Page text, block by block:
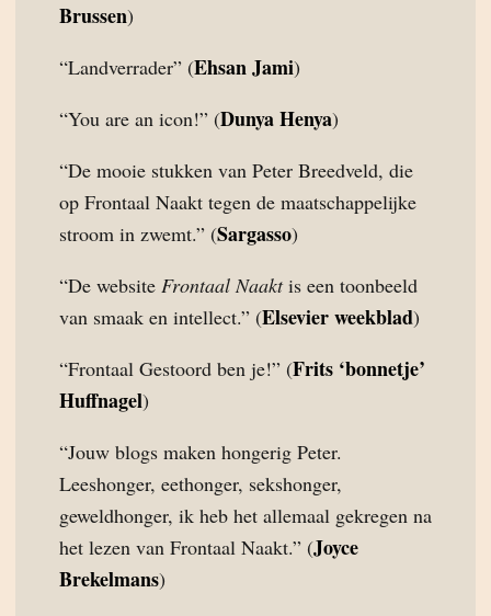
Brussen)
“Landverrader” (Ehsan Jami)
“You are an icon!” (Dunya Henya)
“De mooie stukken van Peter Breedveld, die
op Frontaal Naakt tegen de maatschappelijke
stroom in zwemt.” (Sargasso)
“De website Frontaal Naaktis een toonbeeld
van smaak en intellect.” (Elsevier weekblad)
“Frontaal Gestoord ben je!” (Frits ‘bonnetje’
Huffnagel)
“Jouw blogs maken hongerig Peter.
Leeshonger, eethonger, sekshonger,
geweldhonger, ik heb het allemaal gekregen na
het lezen van Frontaal Naakt.” (Joyce
Brekelmans)